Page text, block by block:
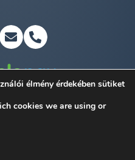
tájékoztató
élmény érdekében sütiket
cookies we are using or